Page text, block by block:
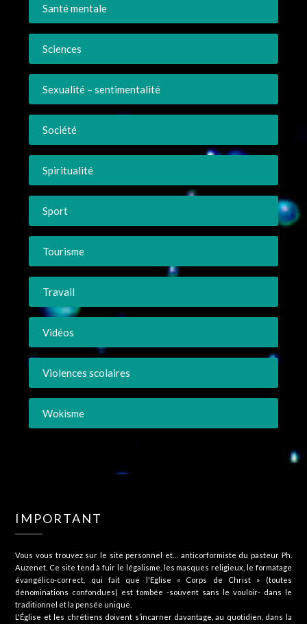
Santé mentale
Sciences
Sexualité – sentimentalité
Société
Spiritualité
Sport
Tourisme
Travail
Vidéos
Violences scolaires
Wokisme
IMPORTANT
Vous vous trouvez sur le site personnel et… anticorformiste du pasteur Ph.
Auzenet. Ce site tend à fuir le légalisme, les masques religieux, le formatage
évangélico-correct, qui fait que l'Eglise « Corps de Christ » (toutes
dénominations confondues) est tombée -souvent sans le vouloir- dans le
traditionnel et la pensée unique.
L'Église et les chrétiens doivent s’incarner davantage, au quotidien, dans la